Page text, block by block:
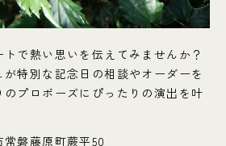
で熱い思いを伝えてみませんか？
特別な記念日の相談やオーダーを
プロポーズにぴったりの演出を叶
磐藤原町蕨平50